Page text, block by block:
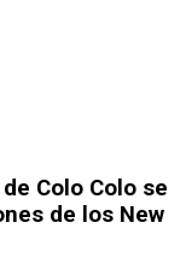
Colo Colo se
de los New